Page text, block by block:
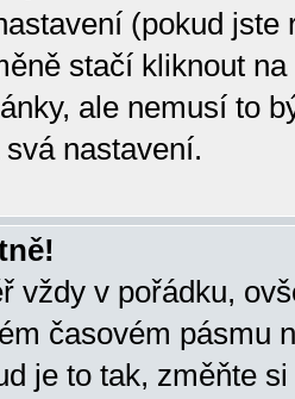
(pokud
stačí kliknout
ale nemusí to
nastavení.
vždy v pořádku,
časovém pásmu
je to tak, změňte